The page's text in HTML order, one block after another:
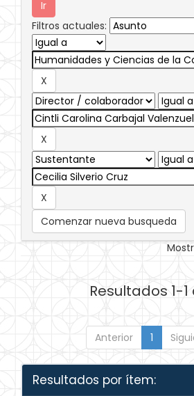
Filtros actuales:
Comenzar nueva busqueda
Resultados 1-1
Anterior 1
Resultados por ítem: